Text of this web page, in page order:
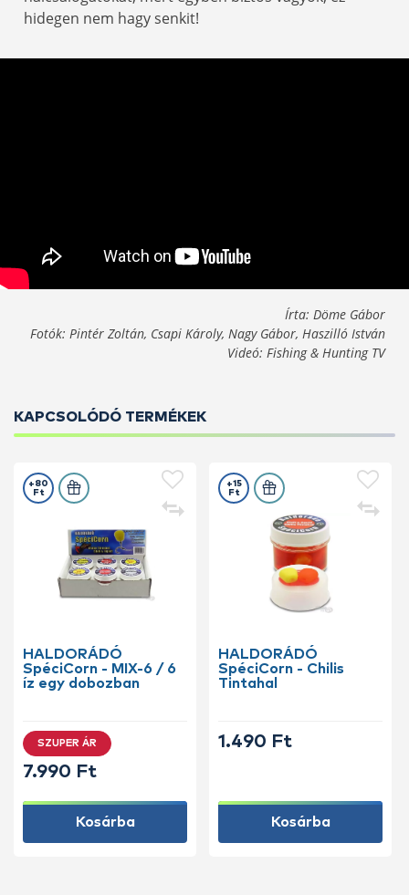
hidegen nem hagy senkit!
Írta: Döme Gábor
Fotók: Pintér Zoltán, Csapi Károly, Nagy Gábor, Haszilló István
Videó: Fishing & Hunting TV
KAPCSOLÓDÓ TERMÉKEK
HALDORÁDÓ
SpéciCorn - MIX-6 / 6
íz egy dobozban
+80
Ft
SZUPER ÁR
7.990 Ft
Kosárba
HALDORÁDÓ
SpéciCorn - Chilis
Tintahal
+15
Ft
1.490 Ft
Kosárba